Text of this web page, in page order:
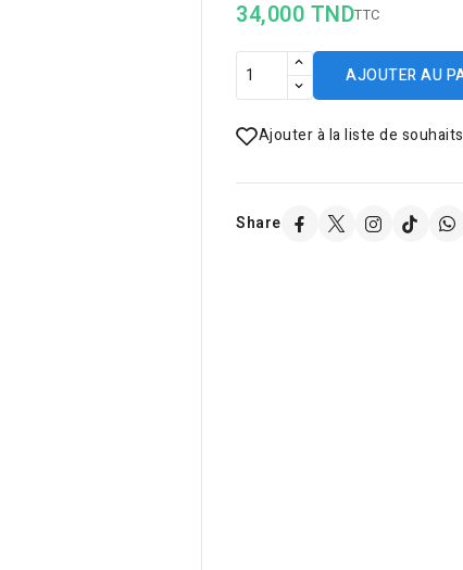
34,000 TNDTTC
AJOUTER AU
Ajouter à la liste de souhaits
Share